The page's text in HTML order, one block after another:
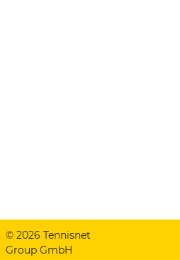
© 2026 Tennisnet
Group GmbH